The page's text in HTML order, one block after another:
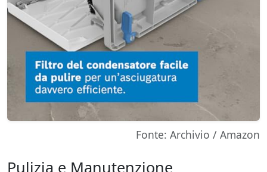
Fonte: Archivio / Amazon
Pulizia e Manutenzione